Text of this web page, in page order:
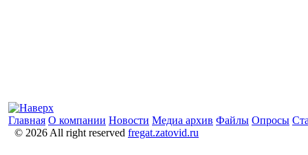
Главная О компании Новости Медиа архив Файлы Опросы
© 2026 All right reserved fregat.zatovid.ru